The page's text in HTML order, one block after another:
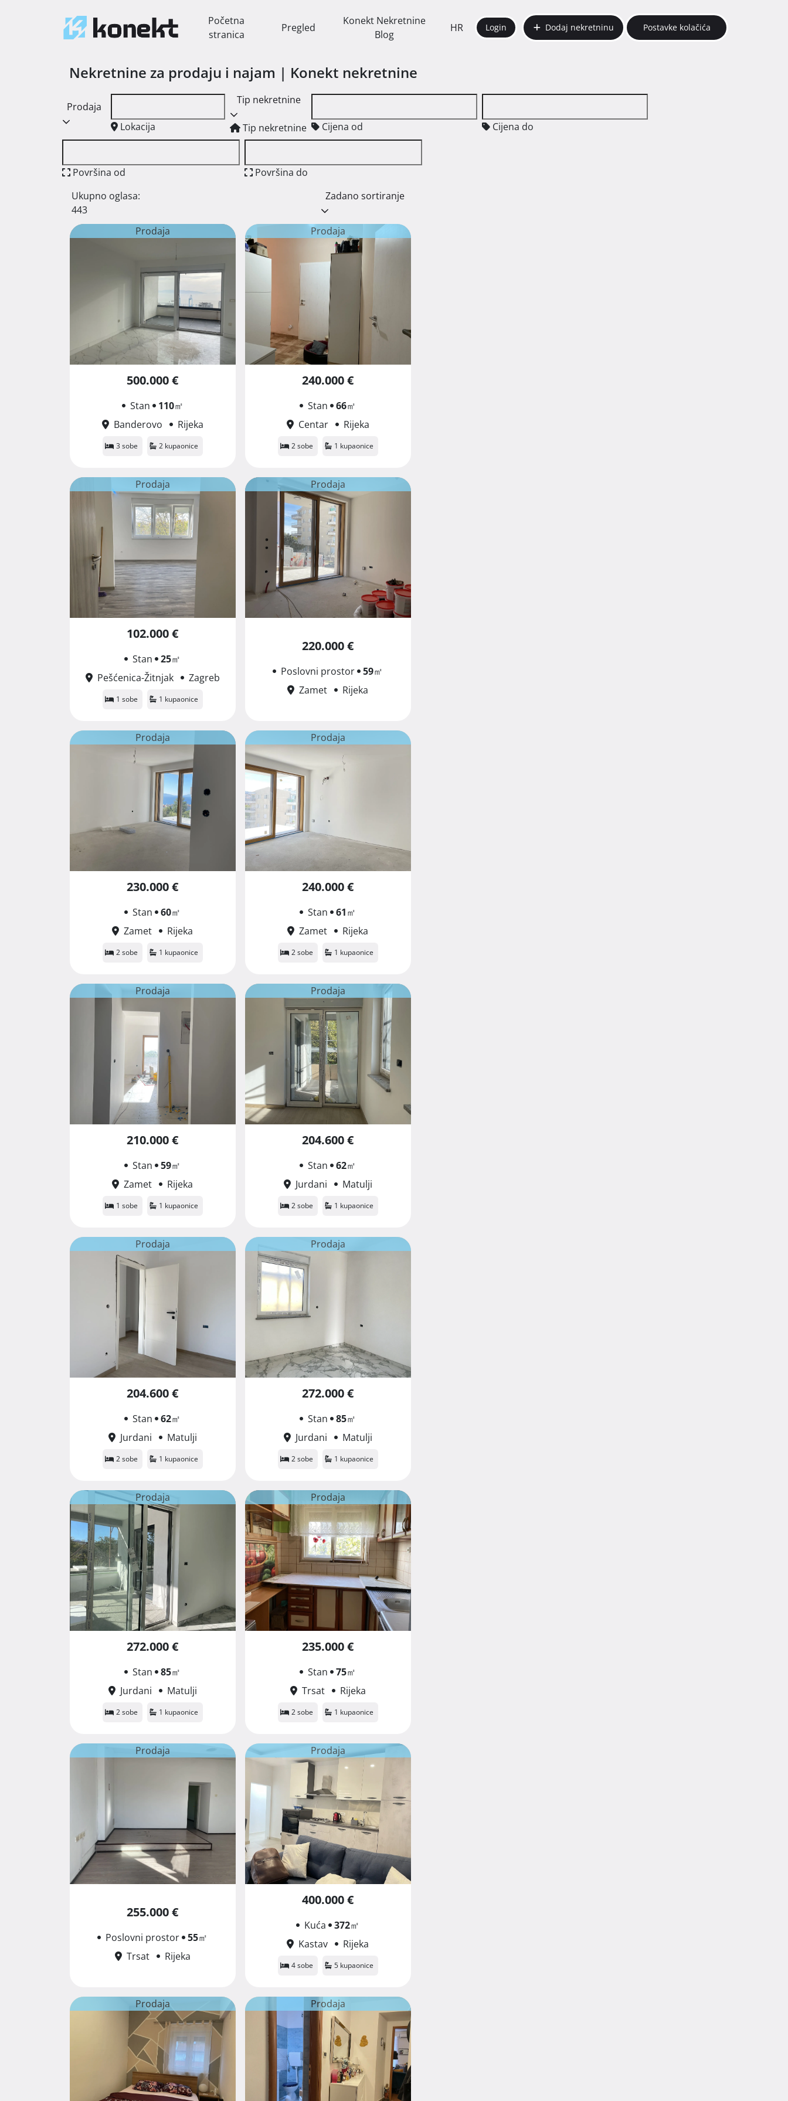
Početna
stranica
Pregled
Konekt Nekretnine
Blog
HR Login Dodaj nekretninu Postavke kolačića
Nekretnine za prodaju i najam | Konekt nekretnine
Prodaja
Lokacija
Tip nekretnine
Tip nekretnine Cijena od Cijena do
Površina od
Površina do
Ukupno oglasa:
443
Zadano sortiranje
Prodaja
500.000 €
Stan 110㎡
Banderovo
Rijeka
3 sobe 2 kupaonice
Prodaja
240.000 €
Stan 66㎡
Centar
Rijeka
2 sobe 1 kupaonice
Prodaja
102.000 €
Stan 25㎡
Pešćenica-Žitnjak
Zagreb
1 sobe 1 kupaonice
Prodaja
220.000 €
Poslovni prostor 59㎡
Zamet
Rijeka
Prodaja
230.000 €
Stan 60㎡
Zamet
Rijeka
2 sobe 1 kupaonice
Prodaja
240.000 €
Stan 61㎡
Zamet
Rijeka
2 sobe 1 kupaonice
Prodaja
210.000 €
Stan 59㎡
Zamet
Rijeka
1 sobe 1 kupaonice
Prodaja
204.600 €
Stan 62㎡
Jurdani
Matulji
2 sobe 1 kupaonice
Prodaja
204.600 €
Stan 62㎡
Jurdani
Matulji
2 sobe 1 kupaonice
Prodaja
272.000 €
Stan 85㎡
Jurdani
Matulji
2 sobe 1 kupaonice
Prodaja
272.000 €
Stan 85㎡
Jurdani
Matulji
2 sobe 1 kupaonice
Prodaja
235.000 €
Stan 75㎡
Trsat
Rijeka
2 sobe 1 kupaonice
Prodaja
255.000 €
Poslovni prostor 55㎡
Trsat
Rijeka
Prodaja
400.000 €
Kuća 372㎡
Kastav
Rijeka
4 sobe 5 kupaonice
Prodaja Prodaja